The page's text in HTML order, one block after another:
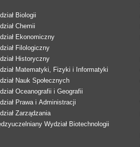
Biologii
Chemii
Ekonomiczny
Filologiczny
Historyczny
Matematyki, Fizyki i Informatyki
Nauk Społecznych
Oceanografii i Geografii
Prawa i Administracji
Zarządzania
Wydział Biotechnologii